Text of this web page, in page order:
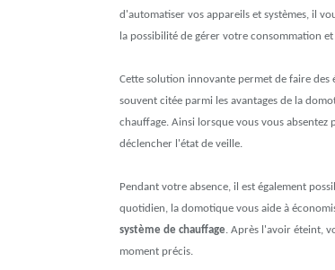
d'automatiser vos appareils et systèmes, il
la possibilité de gérer votre consommation
Cette solution innovante permet de faire des
souvent citée parmi les avantages de la
chauffage. Ainsi lorsque vous vous
déclencher l'état de veille.
Pendant votre absence, il est également
quotidien, la domotique vous aide à
système de chauffage. Après l'avoir éteint,
moment précis.